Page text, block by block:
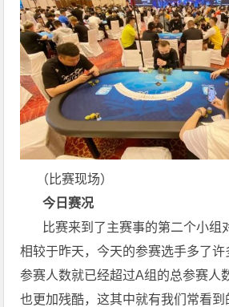
（比赛现场）
今日赛况
比赛来到了主赛事的第二个小组
相较于昨天，今天的参赛选手多了许
参赛人数就已经超过A组的总参赛人
也更加残酷，这其中就有我们常看